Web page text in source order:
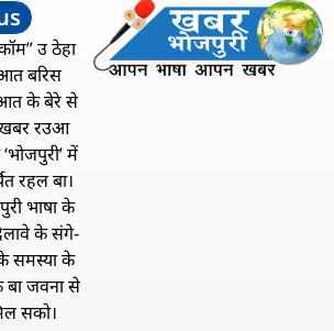
उ ठेहा
बरिस
के बेरे से
खबर रउआ
में
रहल बा।
भाषा के
के संगे-
समस्या के
जवना से
सको।